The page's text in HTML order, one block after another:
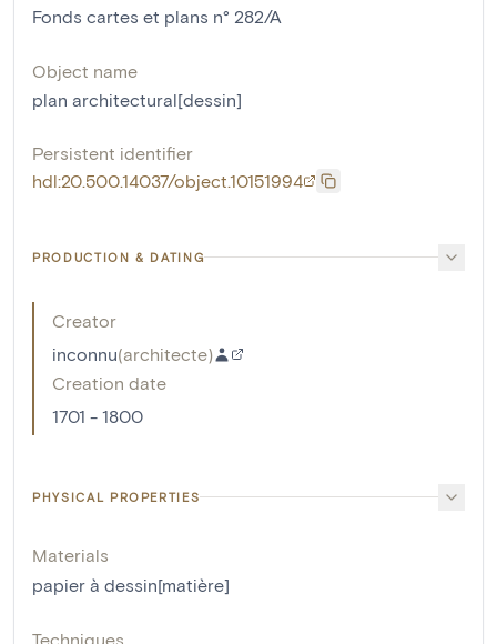
Fonds cartes et plans n° 282/A
Object name
plan architectural[dessin]
Persistent identifier
hdl:20.500.14037/object.10151994
PRODUCTION & DATING
Creator
inconnu(architecte)
Creation date
1701 - 1800
PHYSICAL PROPERTIES
Materials
papier à dessin[matière]
Techniques